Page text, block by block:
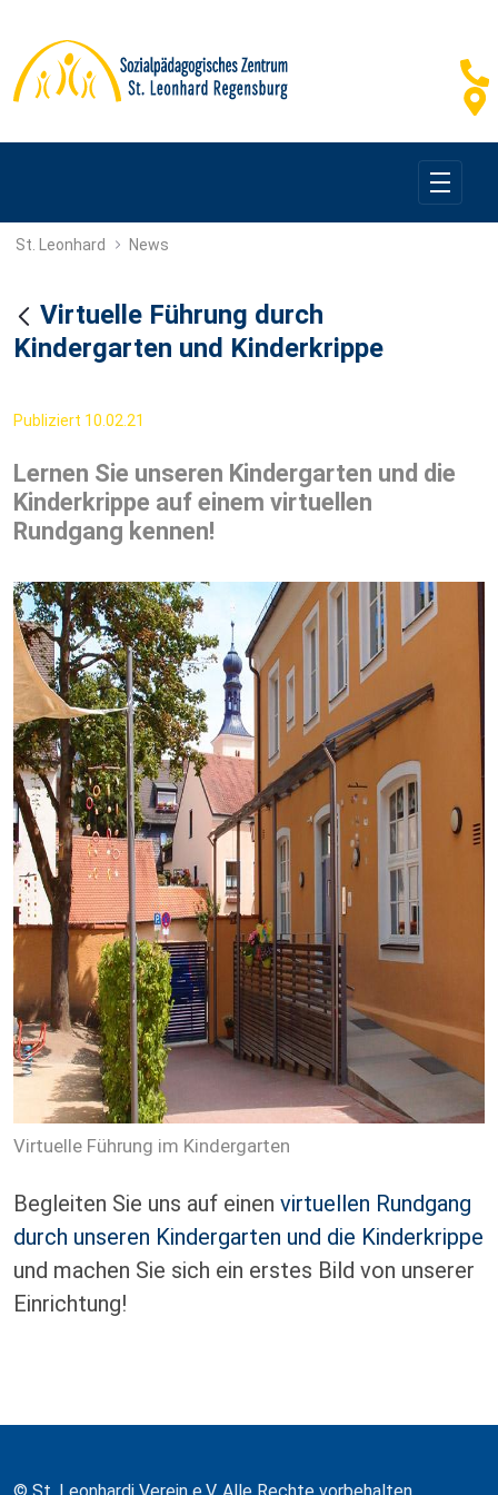
St. Leonhard News
Zurück
Virtuelle Führung durch
Kindergarten und Kinderkrippe
Publiziert 10.02.21
Lernen Sie unseren Kindergarten und die
Kinderkrippe auf einem virtuellen
Rundgang kennen!
Virtuelle Führung im Kindergarten
Begleiten Sie uns auf einen virtuellen Rundgang
durch unseren Kindergarten und die Kinderkrippe
und machen Sie sich ein erstes Bild von unserer
Einrichtung!